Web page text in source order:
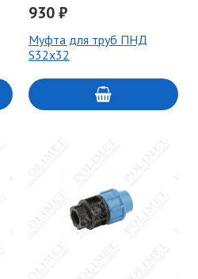
930 ₽
Муфта для труб ПНД
S32х32